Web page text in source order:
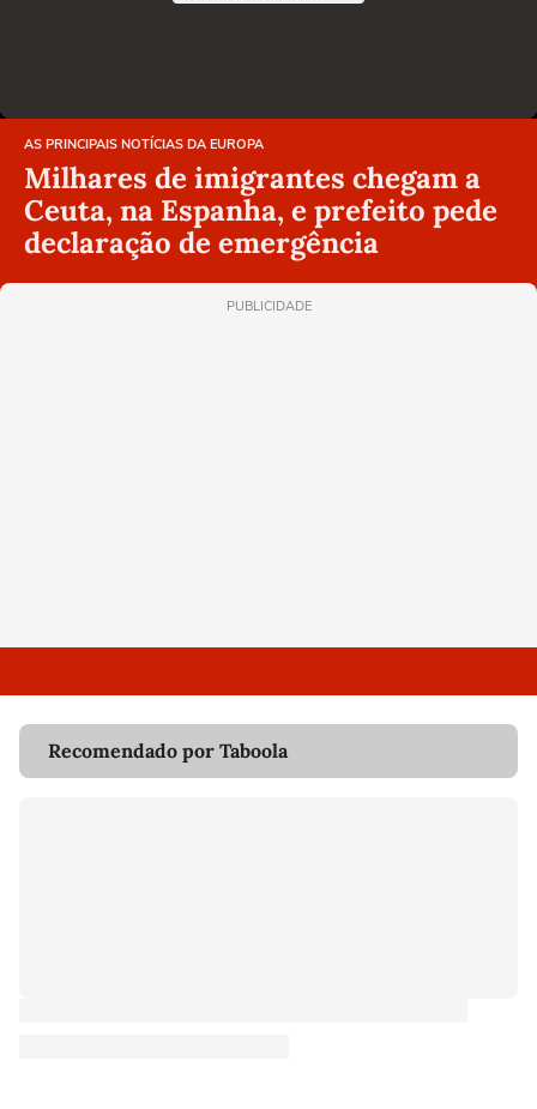
AS PRINCIPAIS NOTÍCIAS DA EUROPA
Milhares de imigrantes chegam a
Ceuta, na Espanha, e prefeito pede
declaração de emergência
PUBLICIDADE
Recomendado por Taboola